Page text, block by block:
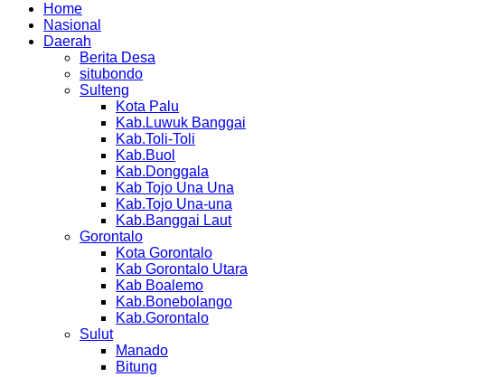
Home
Nasional
Daerah
Berita Desa
situbondo
Sulteng
Kota Palu
Kab.Luwuk Banggai
Kab.Toli-Toli
Kab.Buol
Kab.Donggala
Kab Tojo Una Una
Kab.Tojo Una-una
Kab.Banggai Laut
Gorontalo
Kota Gorontalo
Kab Gorontalo Utara
Kab Boalemo
Kab.Bonebolango
Kab.Gorontalo
Sulut
Manado
Bitung